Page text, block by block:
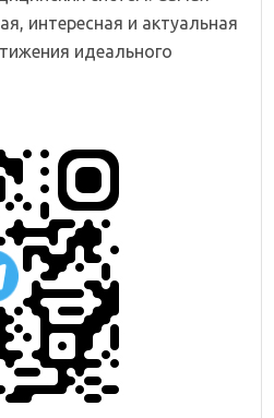
интересная и актуальная
идеального